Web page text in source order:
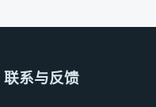
联系与反馈